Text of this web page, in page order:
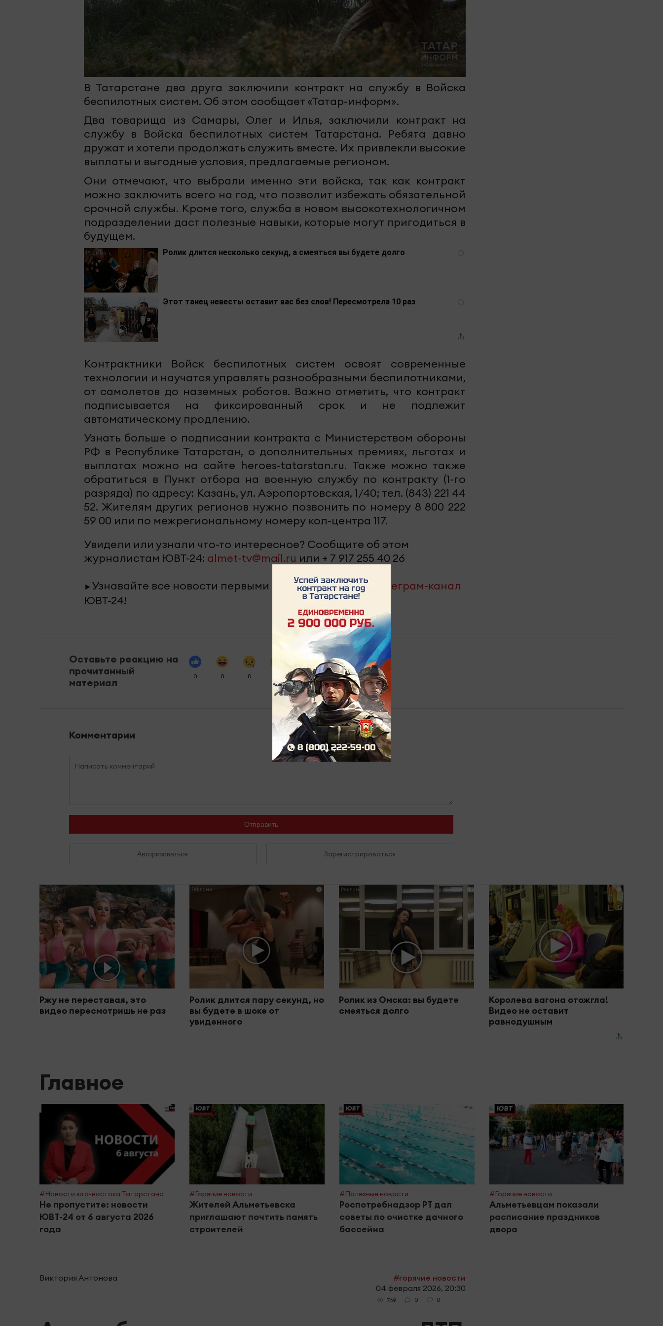
В Татарстане два друга заключили контракт на службу в Войска
беспилотных систем. Об этом сообщает «Татар-информ».
Два товарища из Самары, Олег и Илья, заключили контракт на
службу в Войска беспилотных систем Татарстана. Ребята давно
дружат и хотели продолжать служить вместе. Их привлекли высокие
выплаты и выгодные условия, предлагаемые регионом.
Они отмечают, что выбрали именно эти войска, так как контракт
можно заключить всего на год, что позволит избежать обязательной
срочной службы. Кроме того, служба в новом высокотехнологичном
подразделении даст полезные навыки, которые могут пригодиться в
будущем.
i
Ролик длится несколько секунд, а смеяться вы будете долго
i
Этот танец невесты оставит вас без слов! Пересмотрела 10 раз
Контрактники Войск беспилотных систем освоят современные
технологии и научатся управлять разнообразными беспилотниками,
от самолетов до наземных роботов. Важно отметить, что контракт
подписывается на фиксированный срок и не подлежит
автоматическому продлению.
Узнать больше о подписании контракта с Министерством обороны
РФ в Республике Татарстан, о дополнительных премиях, льготах и
выплатах можно на сайте heroes-tatarstan.ru. Также можно также
обратиться в Пункт отбора на военную службу по контракту (1-го
разряда) по адресу: Казань, ул. Аэропортовская, 1/40; тел. (843) 221 44
52. Жителям других регионов нужно позвонить по номеру 8 800 222
59 00 или по межрегиональному номеру кол-центра 117.
Увидели или узнали что-то интересное? Сообщите об этом
журналистам ЮВТ-24: almet-tv@mail.ru или + 7 917 255 40 26
► Узнавайте все новости первыми – подпишитесь на
телеграм-канал
ЮВТ-24!
Оставьте реакцию на
прочитанный
материал
0 0 0 0
Комментарии
Отправить
Авторизоваться Зарегистрироваться
Ржу не переставая, это
видео пересмотришь не раз
Ролик длится пару секунд, но
вы будете в шоке от
увиденного
Ролик из Омска: вы будете
смеяться долго
Королева вагона отожгла!
Видео не оставит
равнодушным
Главное
#Новости юго-востока Татарстана
Не пропустите: новости
ЮВТ‑24 от 6 августа 2026
года
#Горячие новости
Жителей Альметьевска
приглашают почтить память
строителей
#Полезные новости
Роспотребнадзор РТ дал
советы по очистке дачного
бассейна
#Горячие новости
Альметьевцам показали
расписание праздников
двора
Виктория Антонова
#горячие новости
04 февраля 2026, 20:30
769 0 0